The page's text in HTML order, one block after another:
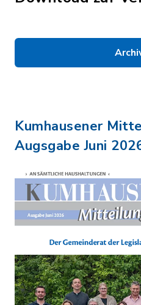
Kumhausener
Augsgabe Juni